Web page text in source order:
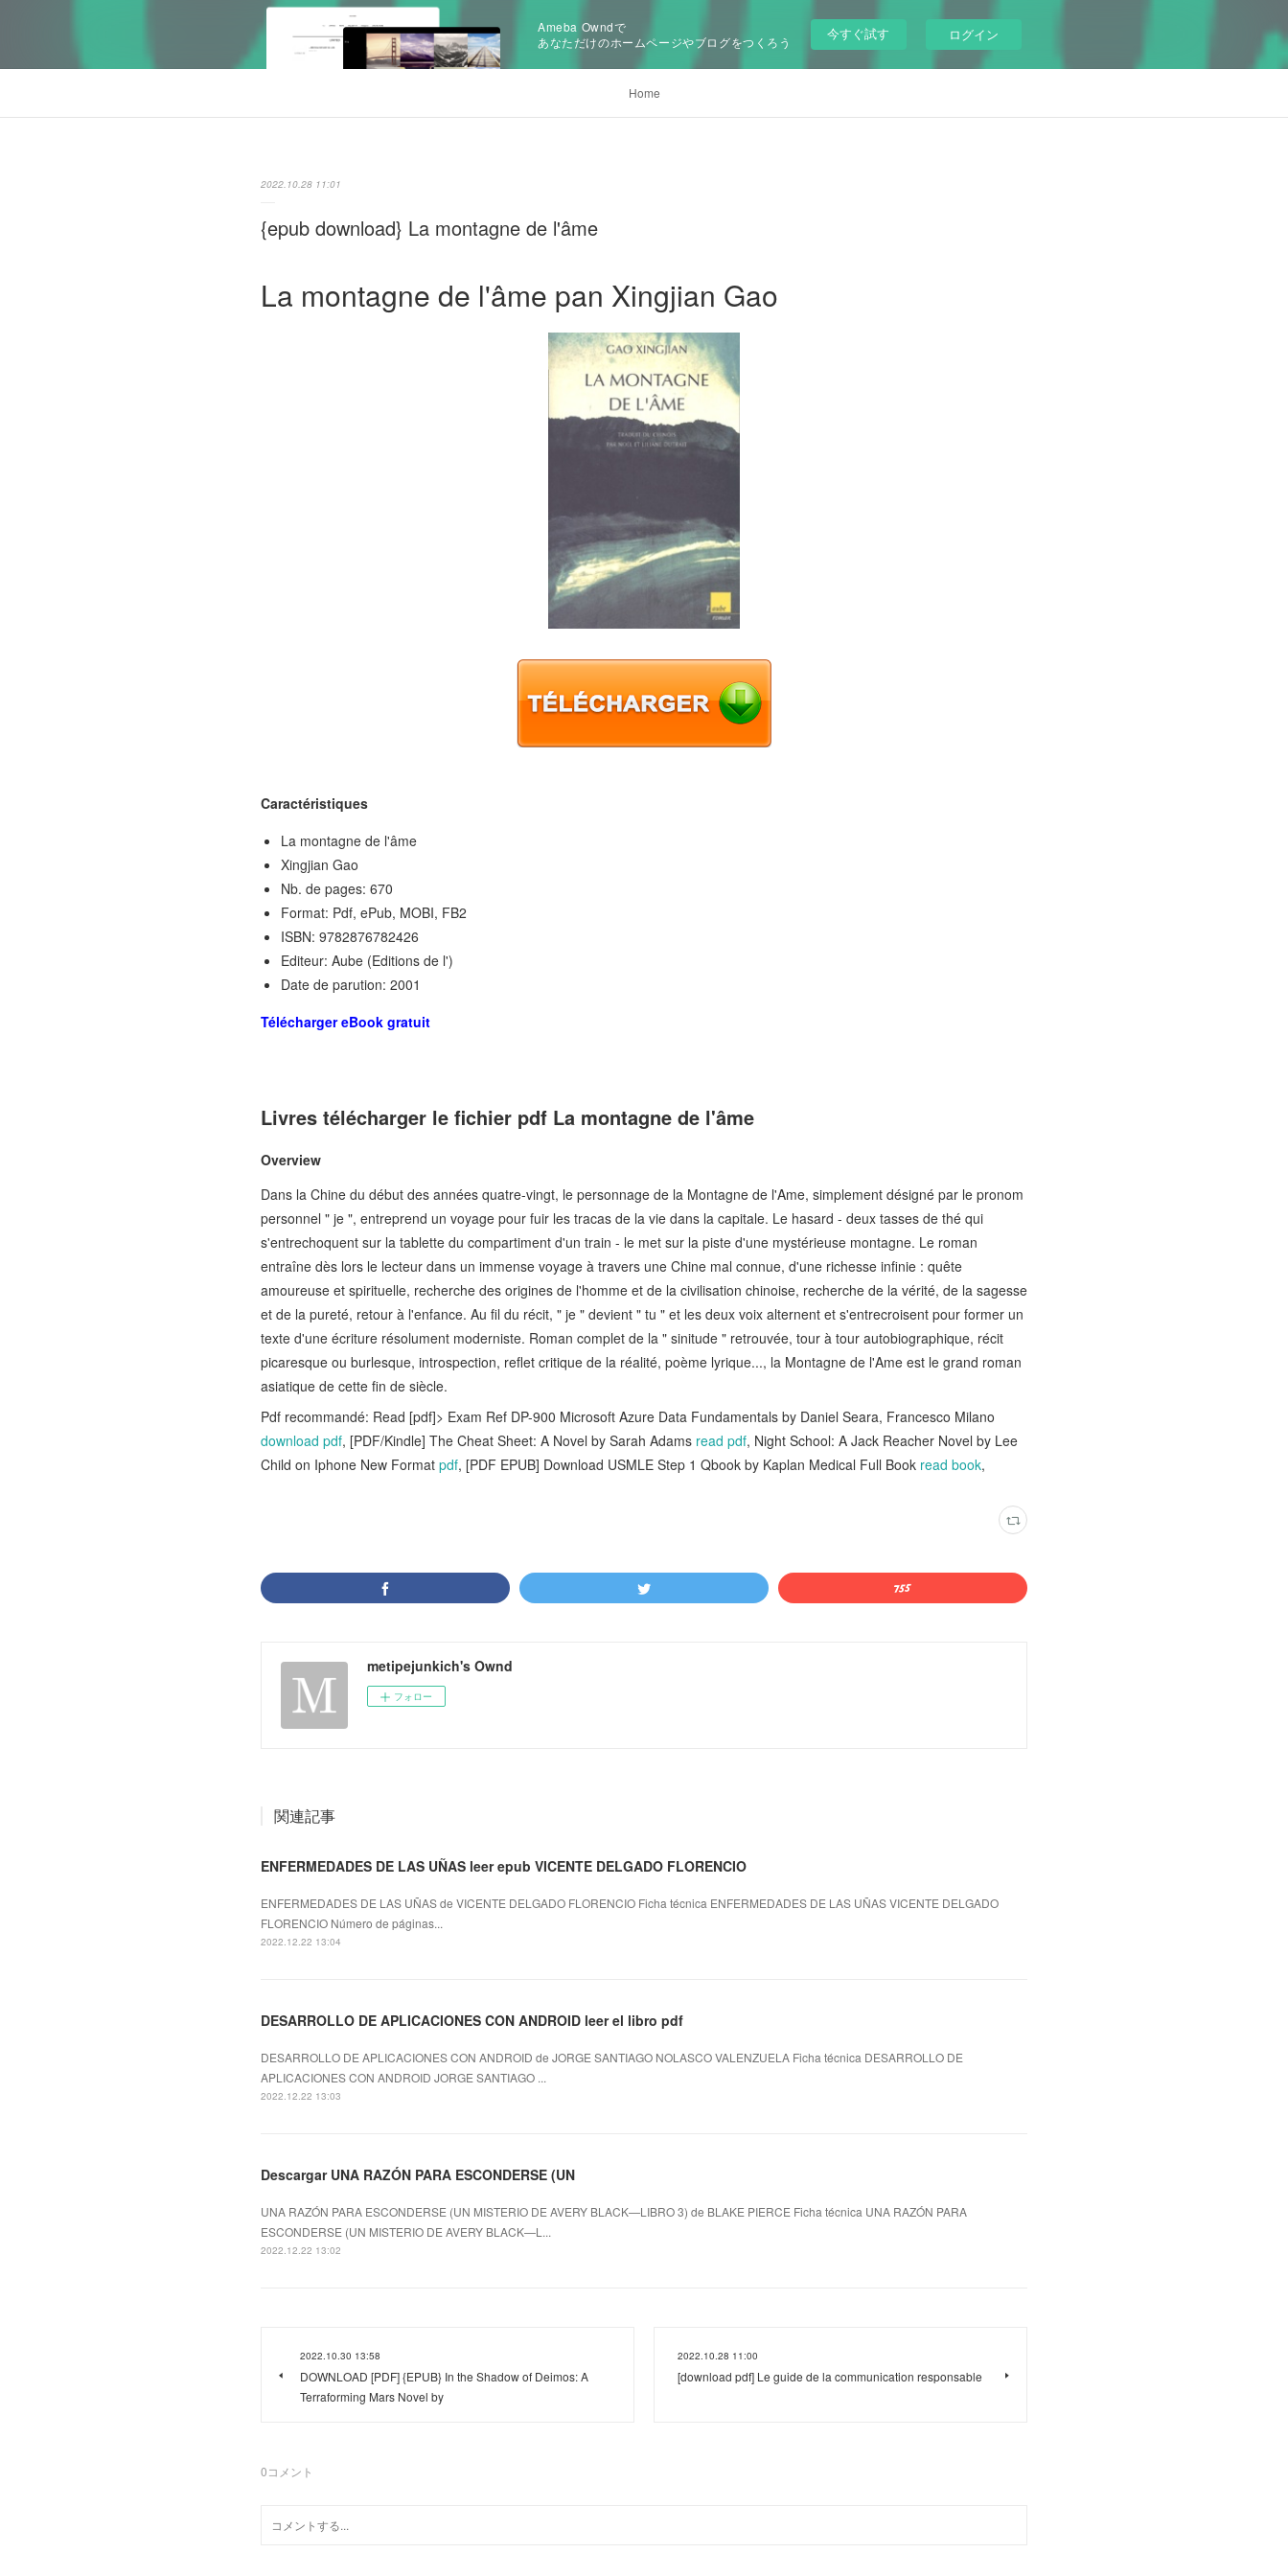
Ameba Owndで
あなただけのホームページやブログをつくろう
今すぐ試す ログイン
Home
2022.10.28 11:01
{epub download} La montagne de l'âme
La montagne de l'âme pan Xingjian Gao
Caractéristiques
La montagne de l'âme
Xingjian Gao
Nb. de pages: 670
Format: Pdf, ePub, MOBI, FB2
ISBN: 9782876782426
Editeur: Aube (Editions de l')
Date de parution: 2001
Télécharger eBook gratuit
Livres télécharger le fichier pdf La montagne de l'âme
Overview
Dans la Chine du début des années quatre-vingt, le personnage de la Montagne de l'Ame, simplement désigné par le pronom
personnel " je ", entreprend un voyage pour fuir les tracas de la vie dans la capitale. Le hasard - deux tasses de thé qui
s'entrechoquent sur la tablette du compartiment d'un train - le met sur la piste d'une mystérieuse montagne. Le roman
entraîne dès lors le lecteur dans un immense voyage à travers une Chine mal connue, d'une richesse infinie : quête
amoureuse et spirituelle, recherche des origines de l'homme et de la civilisation chinoise, recherche de la vérité, de la sagesse
et de la pureté, retour à l'enfance. Au fil du récit, " je " devient " tu " et les deux voix alternent et s'entrecroisent pour former un
texte d'une écriture résolument moderniste. Roman complet de la " sinitude " retrouvée, tour à tour autobiographique, récit
picaresque ou burlesque, introspection, reflet critique de la réalité, poème lyrique..., la Montagne de l'Ame est le grand roman
asiatique de cette fin de siècle.
Pdf recommandé: Read [pdf]> Exam Ref DP-900 Microsoft Azure Data Fundamentals by Daniel Seara, Francesco Milano
download pdf, [PDF/Kindle] The Cheat Sheet: A Novel by Sarah Adams read pdf, Night School: A Jack Reacher Novel by Lee
Child on Iphone New Format pdf, [PDF EPUB] Download USMLE Step 1 Qbook by Kaplan Medical Full Book read book,
metipejunkich's Ownd
フォロー
関連記事
ENFERMEDADES DE LAS UÑAS leer epub VICENTE DELGADO FLORENCIO
ENFERMEDADES DE LAS UÑAS de VICENTE DELGADO FLORENCIO Ficha técnica ENFERMEDADES DE LAS UÑAS VICENTE DELGADO
FLORENCIO Número de páginas...
2022.12.22 13:04
DESARROLLO DE APLICACIONES CON ANDROID leer el libro pdf
DESARROLLO DE APLICACIONES CON ANDROID de JORGE SANTIAGO NOLASCO VALENZUELA Ficha técnica DESARROLLO DE
APLICACIONES CON ANDROID JORGE SANTIAGO ...
2022.12.22 13:03
Descargar UNA RAZÓN PARA ESCONDERSE (UN
UNA RAZÓN PARA ESCONDERSE (UN MISTERIO DE AVERY BLACK—LIBRO 3) de BLAKE PIERCE Ficha técnica UNA RAZÓN PARA
ESCONDERSE (UN MISTERIO DE AVERY BLACK—L...
2022.12.22 13:02
2022.10.30 13:58
DOWNLOAD [PDF] {EPUB} In the Shadow of Deimos: A
Terraforming Mars Novel by
2022.10.28 11:00
[download pdf] Le guide de la communication responsable
0コメント